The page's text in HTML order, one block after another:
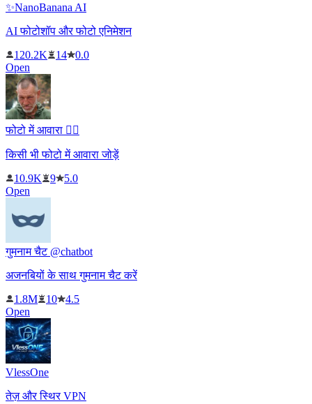
✨NanoBanana AI
AI फोटोशॉप और फोटो एनिमेशन
120.2K
14
0.0
Open
फोटो में आवारा 🧔‍♀️
किसी भी फोटो में आवारा जोड़ें
10.9K
9
5.0
Open
गुमनाम चैट @chatbot
अजनबियों के साथ गुमनाम चैट करें
1.8M
10
4.5
Open
VlessOne
तेज़ और स्थिर VPN